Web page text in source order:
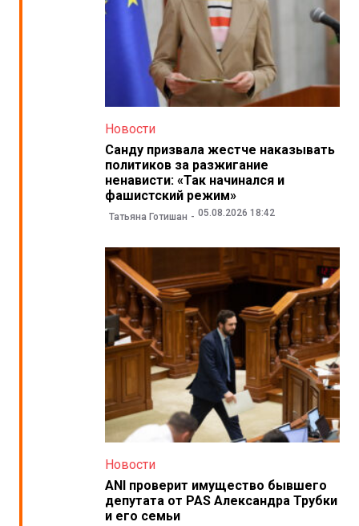
Новости
Санду призвала жестче наказывать
политиков за разжигание
ненависти: «Так начинался и
фашистский режим»
Татьяна Готишан 05.08.2026 18:42
Новости
ANI проверит имущество бывшего
депутата от PAS Александра Трубки
и его семьи